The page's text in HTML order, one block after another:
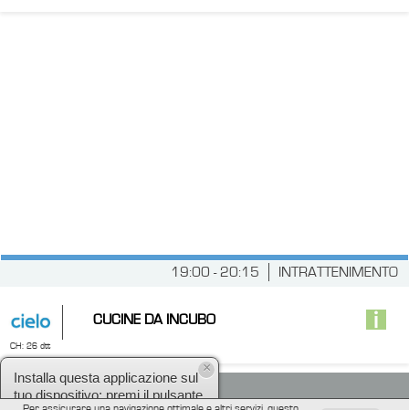
INTRATTENIMENTO
19:00 - 20:15
CH: 26 dtt
CUCINE DA INCUBO
Installa questa applicazione sul
tuo dispositivo: premi il pulsante
×